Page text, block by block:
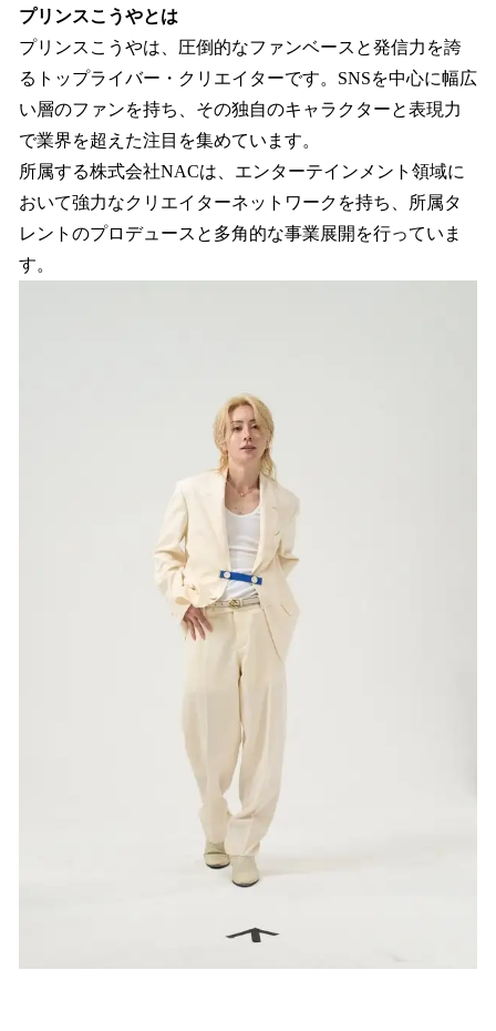
プリンスこうやとは
プリンスこうやは、圧倒的なファンベースと発信力を誇
るトップライバー・クリエイターです。SNSを中心に幅広
い層のファンを持ち、その独自のキャラクターと表現力
で業界を超えた注目を集めています。
所属する株式会社NACは、エンターテインメント領域に
おいて強力なクリエイターネットワークを持ち、所属タ
レントのプロデュースと多角的な事業展開を行っていま
す。